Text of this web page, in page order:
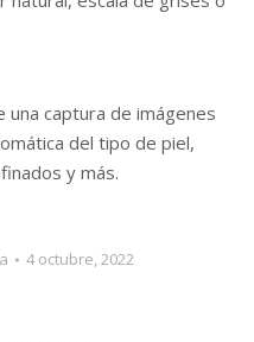
captura de imágenes
del tipo de piel,
y más.
4 octubre, 2022